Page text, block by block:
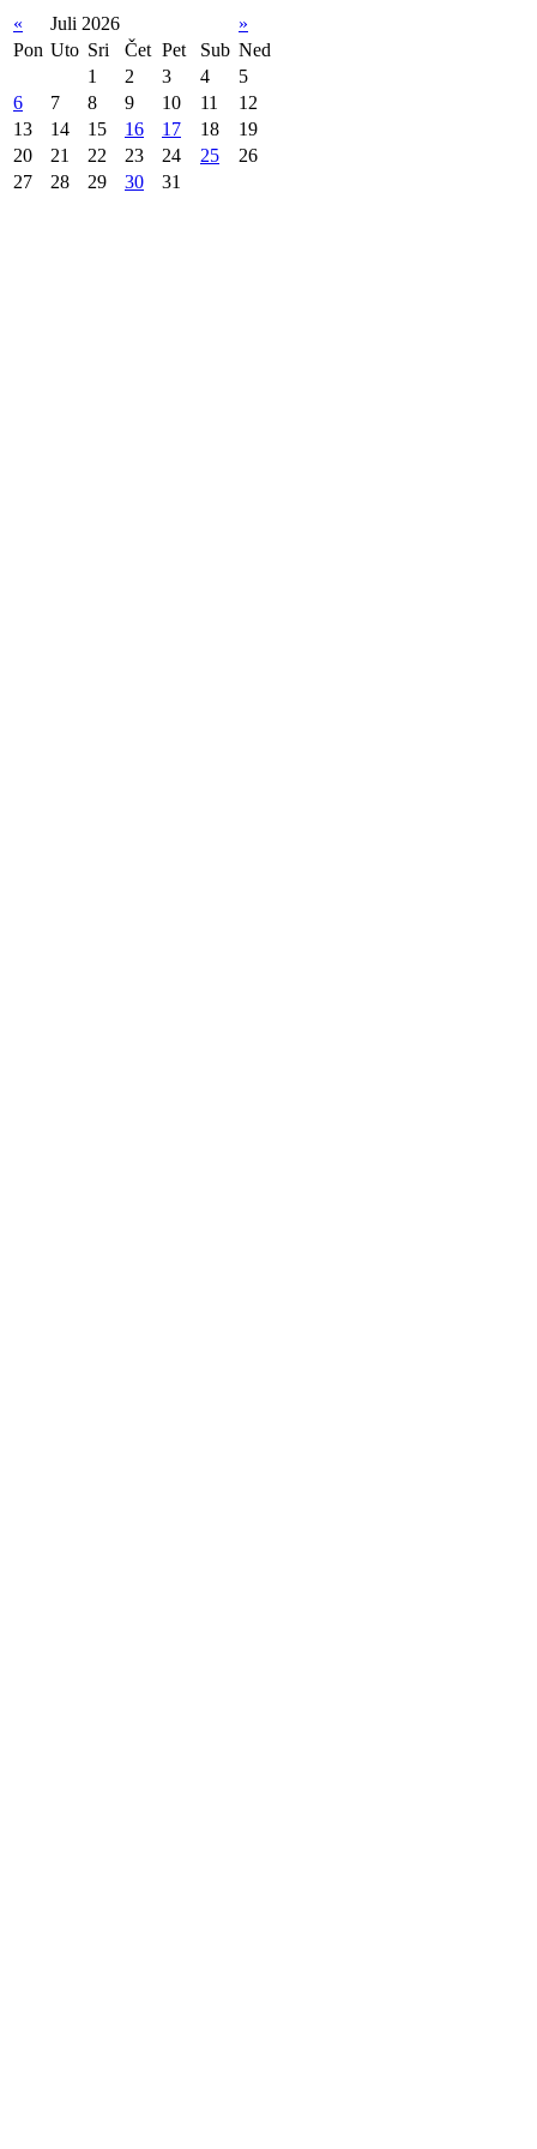
« Juli 2026
»
Pon Uto Sri Čet Pet Sub Ned
1
2 3 4
5
6
7 8 9 10 11
12
13
14 15 16 17 18
19
20
21 22 23 24 25
26
27
28 29 30 31